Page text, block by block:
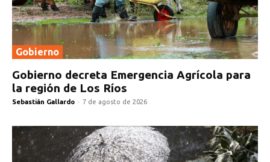
Gobierno
Gobierno decreta Emergencia Agrícola para
la región de Los Ríos
Sebastián Gallardo - 7 de agosto de 2026